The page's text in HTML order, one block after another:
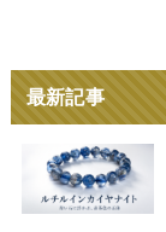
最新記事